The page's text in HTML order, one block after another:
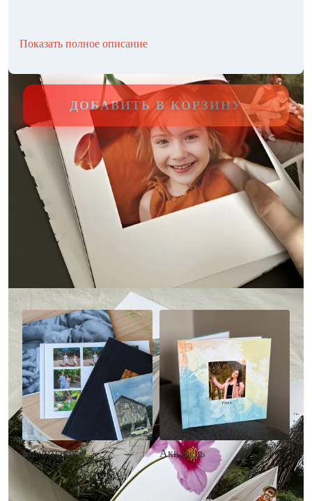
Показать полное описание
ДОБАВИТЬ В КОРЗИНУ
Другие стили фотокниг
Минимализм
• Без декора
• Выбор цвета фона
Акварель
• Декор в стиле
акварельных красок